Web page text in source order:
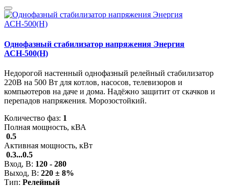
Однофазный стабилизатор напряжения Энергия
АСН-500(Н)
Недорогой настенный однофазный релейный стабилизатор
220В на 500 Вт для котлов, насосов, телевизоров и
компьютеров на даче и дома. Надёжно защитит от скачков и
перепадов напряжения. Морозостойкий.
Количество фаз: 1
Полная мощность, кВА
0.5
Активная мощность, кВт
0.3...0.5
Вход, В: 120 - 280
Выход, В: 220 ± 8%
Тип: Релейный